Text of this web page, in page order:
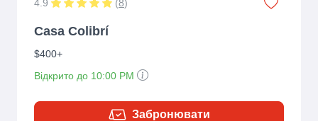
4.9 (8)
Casa Colibrí
$400+
Відкрито до 10:00 PM
Забронювати